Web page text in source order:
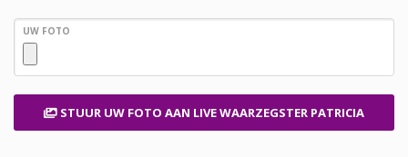
UW FOTO
STUUR UW FOTO AAN LIVE WAARZEGSTER PATRICIA